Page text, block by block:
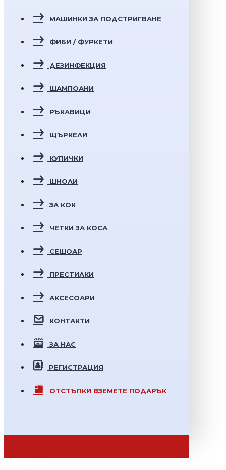
МАШИНКИ ЗА ПОДСТРИГВАНЕ
ФИБИ / ФУРКЕТИ
ДЕЗИНФЕКЦИЯ
ШАМПОАНИ
РЪКАВИЦИ
ЩЪРКЕЛИ
КУПИЧКИ
ШНОЛИ
ЗА КОК
ЧЕТКИ ЗА КОСА
СЕШОАР
ПРЕСТИЛКИ
АКСЕСОАРИ
КОНТАКТИ
ЗА НАС
РЕГИСТРАЦИЯ
ОТСТЪПКИ ВЗЕМЕТЕ ПОДАРЪК